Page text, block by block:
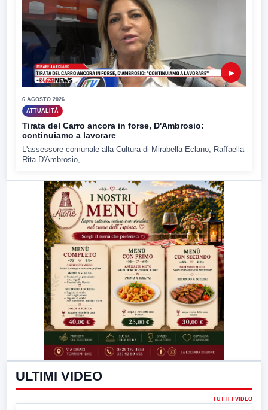
▶
6 AGOSTO 2026
ATTUALITÀ
Tirata del Carro ancora in forse, D'Ambrosio:
continuiamo a lavorare
L'assessore comunale alla Cultura di Mirabella Eclano, Raffaella
Rita D'Ambrosio,...
ULTIMI VIDEO
TUTTI I VIDEO